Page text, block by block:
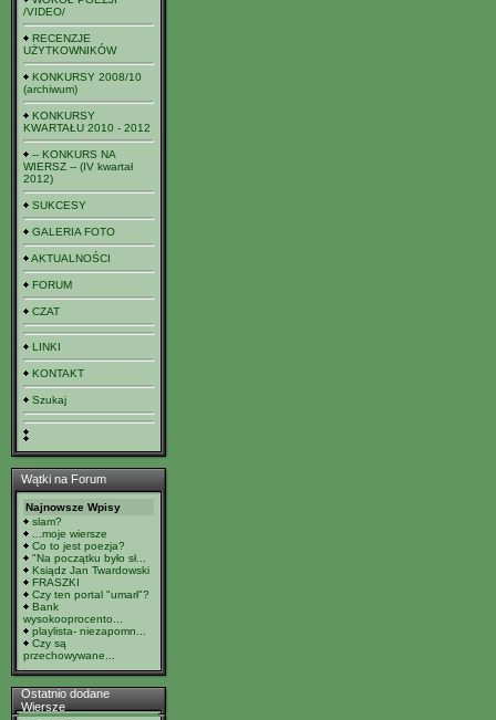
/VIDEO/
RECENZJE
UŻYTKOWNIKÓW
KONKURSY 2008/10
(archiwum)
KONKURSY
KWARTAŁU 2010 - 2012
-- KONKURS NA
WIERSZ -- (IV kwartał
2012)
SUKCESY
GALERIA FOTO
AKTUALNOŚCI
FORUM
CZAT
LINKI
KONTAKT
Szukaj
Wątki na Forum
Najnowsze Wpisy
slam?
...moje wiersze
Co to jest poezja?
"Na początku było sł...
Ksiądz Jan Twardowski
FRASZKI
Czy ten portal "umarł"?
Bank
wysokooprocento...
playlista- niezapomn...
Czy są
przechowywane...
Ostatnio dodane
Wiersze